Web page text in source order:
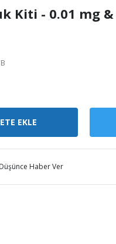
Kiti - 0.01 mg
EKLE
Haber Ver